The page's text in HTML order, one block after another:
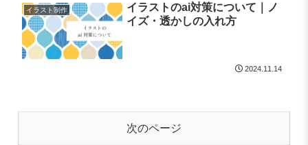
イラスト制作
イラストのai対策について｜ノ
イズ・透かしの入れ方
2024.11.14
次のページ